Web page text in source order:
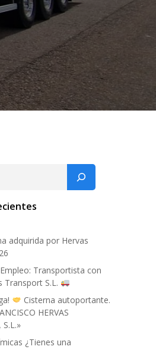
adquirida por Hervas
Transportista con
Transport S.L.
Cisterna autoportante.
HERVAS
S.L.»
¿Tienes una